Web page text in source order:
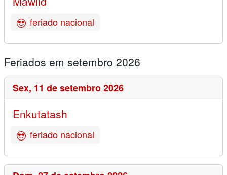
feriado nacional
Feriados em setembro 2026
Sex, 11 de setembro 2026
Enkutatash
feriado nacional